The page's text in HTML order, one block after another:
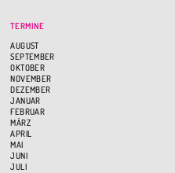
TERMINE
AUGUST
SEPTEMBER
OKTOBER
NOVEMBER
DEZEMBER
JANUAR
FEBRUAR
MÄRZ
APRIL
MAI
JUNI
JULI